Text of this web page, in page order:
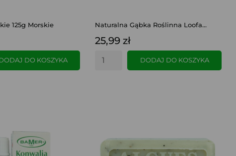
125g Morskie
DO KOSZYKA
Naturalna Gąbka Roślinna Loofa...
25,99 zł
DODAJ DO KOSZYKA
PODGLĄD SZYBKI PODGLĄD